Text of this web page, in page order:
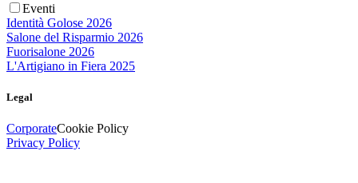
Eventi
Identità Golose 2026
Salone del Risparmio 2026
Fuorisalone 2026
L'Artigiano in Fiera 2025
Legal
CorporateCookie Policy
Privacy Policy